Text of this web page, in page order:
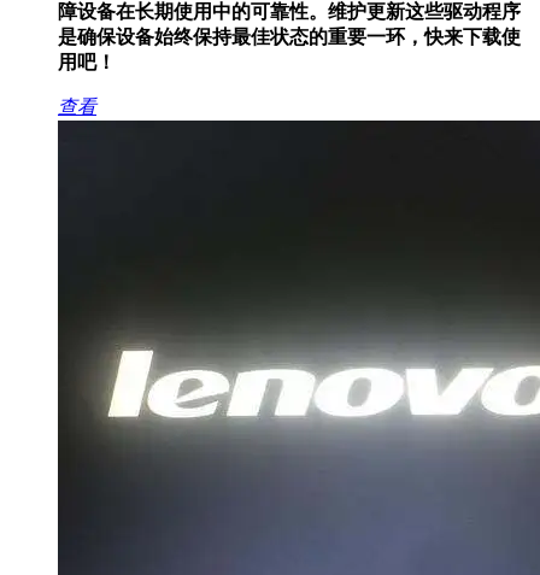
障设备在长期使用中的可靠性。维护更新这些驱动程序
是确保设备始终保持最佳状态的重要一环，快来下载使
用吧！
查看